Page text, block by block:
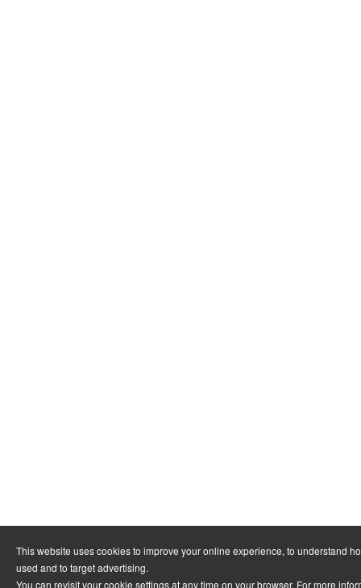
This website uses cookies to improve your online experience, to understand
used and to target advertising.
You can revisit your cookie settings at any time on your browser. For more